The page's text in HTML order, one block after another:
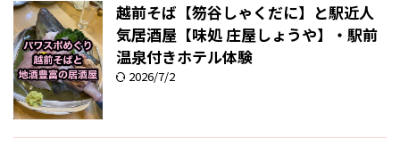
越前そば【笏谷しゃくだに】と駅近人
気居酒屋【味処 庄屋しょうや】・駅前
温泉付きホテル体験
2026/7/2